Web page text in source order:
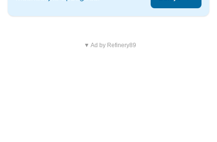
▼ Ad by Refinery89